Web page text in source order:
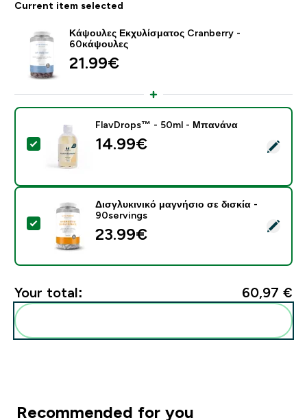
Current item selected
Κάψουλες Εκχυλίσματος Cranberry -
60κάψουλες
21.99€‎
Select this product - FlavDrops™ - 50ml - Μπανάνα
FlavDrops™ - 50ml - Μπανάνα
14.99€‎
Select this product - Δισγλυκινικό μαγνήσιο σε
Δισγλυκινικό μαγνήσιο σε δισκία -
90servings
23.99€‎
Your total: 60,97 €‎
Recommended for you